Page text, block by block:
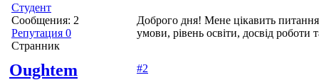
Студент
Сообщения: 2
Репутация 0
Странник
Доброго дня! Мене цікавить питання
умови, рівень освіти, досвід роботи
Oughtem #2